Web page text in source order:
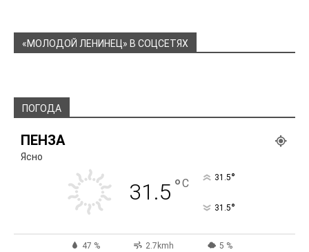
«МОЛОДОЙ ЛЕНИНЕЦ» В СОЦСЕТЯХ
ПОГОДА
ПЕНЗА
Ясно
31.5 °C 31.5°
31.5°
47 % 2.7kmh 5 %